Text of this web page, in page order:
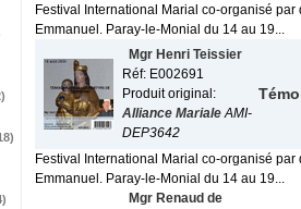
Festival International Marial co-organisé
Emmanuel. Paray-le-Monial du 14 au 19...
Mgr Henri Teissier
Réf: E002691
Produit original:
Alliance MarialeAMI-
DEP3642
Festival International Marial co-organisé
Emmanuel. Paray-le-Monial du 14 au 19...
Mgr Renaud de